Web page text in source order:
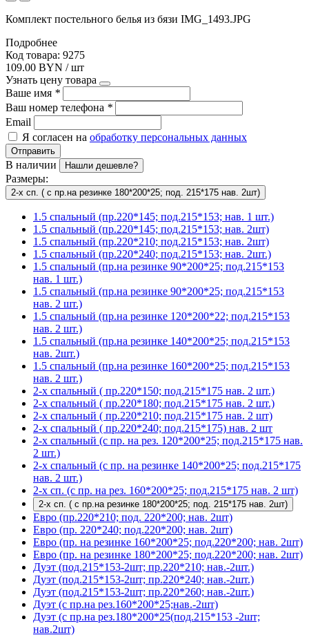
Комплект постельного белья из бязи IMG_1493.JPG
Подробнее
Код товара: 9275
109.00 BYN / шт
Узнать цену товара
Ваше имя *
Ваш номер телефона *
Email
Я согласен на обработку персональных данных
Отправить
В наличии Нашли дешевле?
Размеры:
2-х сп. ( с пр.на резинке 180*200*25; под. 215*175 нав. 2шт)
1.5 спальный (пр.220*145; под.215*153; нав. 1 шт.)
1.5 спальный (пр.220*145; под.215*153; нав. 2шт)
1.5 спальный (пр.220*210; под.215*153; нав. 2шт)
1.5 спальный (пр.220*240; под.215*153; нав. 2шт.)
1.5 спальный (пр.на резинке 90*200*25; под.215*153
нав. 1 шт.)
1.5 спальный (пр.на резинке 90*200*25; под.215*153
нав. 2 шт.)
1.5 спальный (пр.на резинке 120*200*22; под.215*153
нав. 2 шт.)
1.5 спальный (пр.на резинке 140*200*25; под.215*153
нав. 2шт.)
1.5 спальный (пр.на резинке 160*200*25; под.215*153
нав. 2 шт.)
2-х спальный ( пр.220*150; под.215*175 нав. 2 шт.)
2-х спальный ( пр.220*180; под.215*175 нав. 2 шт.)
2-х спальный ( пр.220*210; под.215*175 нав. 2 шт)
2-х спальный ( пр.220*240; под.215*175) нав. 2 шт
2-х спальный (с пр. на рез. 120*200*25; под.215*175 нав.
2 шт.)
2-х спальный (с пр. на резинке 140*200*25; под.215*175
нав. 2 шт.)
2-х сп. (с пр. на рез. 160*200*25; под.215*175 нав. 2 шт)
2-х сп. ( с пр.на резинке 180*200*25; под. 215*175 нав. 2шт)
Евро (пр.220*210; под. 220*200; нав. 2шт)
Евро (пр. 220*240; под.220*200; нав. 2шт)
Евро (пр. на резинке 160*200*25; под.220*200; нав. 2шт)
Евро (пр. на резинке 180*200*25; под.220*200; нав. 2шт)
Дуэт (под.215*153-2шт; пр.220*210; нав.-2шт.)
Дуэт (под.215*153-2шт; пр.220*240; нав.-2шт.)
Дуэт (под.215*153-2шт; пр.220*260; нав.-2шт.)
Дуэт (с пр.на рез.160*200*25;нав.-2шт)
Дуэт (с пр.на рез.180*200*25(под.215*153 -2шт;
нав.2шт)